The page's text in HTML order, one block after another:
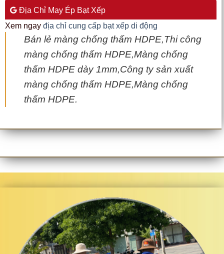
Địa Chỉ May Ép Bạt Xếp
Xem ngay địa chỉ cung cấp bạt xếp di động
Bán lẻ màng chống thấm HDPE,Thi công
màng chống thấm HDPE,Màng chống
thấm HDPE dày 1mm,Công ty sản xuất
màng chống thấm HDPE,Màng chống
thấm HDPE.